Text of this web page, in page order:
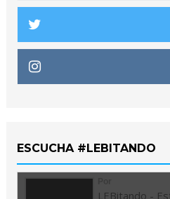
ESCUCHA #LEBITANDO